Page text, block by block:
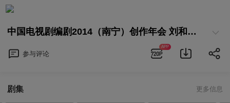
中国电视剧编剧2014（南宁）创作年会 刘和平： 应将中华民族的历史文化形态融入故事中
参与评论
APP
剧集 更多信息